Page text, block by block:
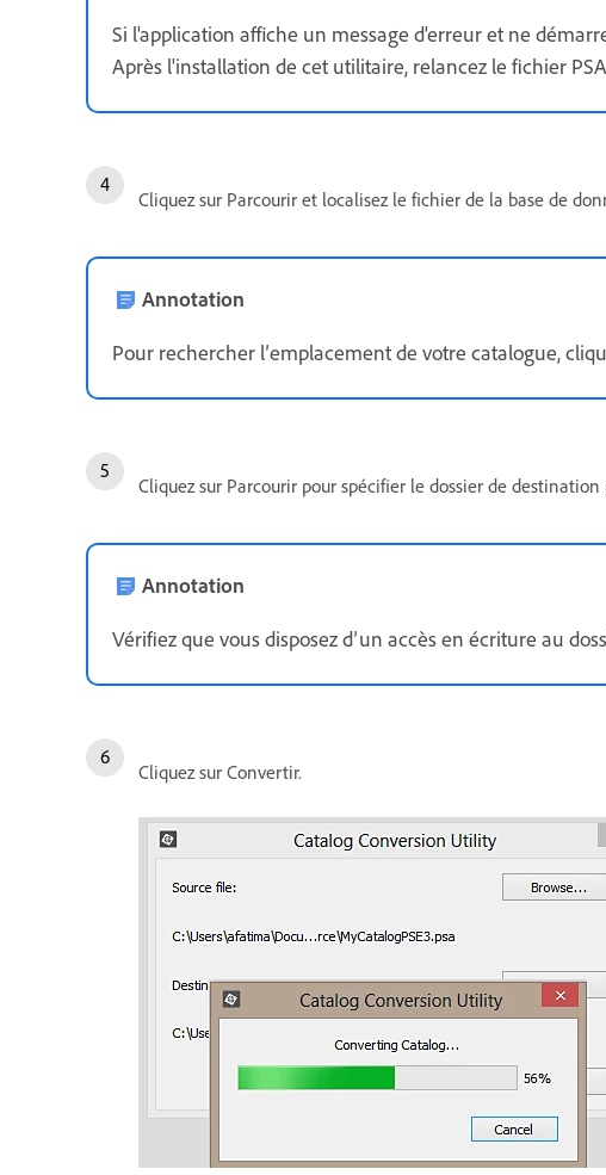
Si l'application affiche un message d'erreur et ne
Après l'installation de cet utilitaire, relancez le fichier
Cliquez sur Parcourir et localisez le fichier de la base de
Annotation
Pour rechercher l’emplacement de votre catalogue,
Cliquez sur Parcourir pour spécifier le dossier de
Annotation
Vérifiez que vous disposez d’un accès en écriture au
Cliquez sur Convertir.